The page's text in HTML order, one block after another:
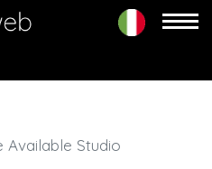
Available Studio